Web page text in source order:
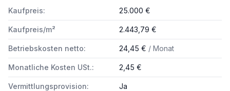
Kaufpreis: 25.000 €
Kaufpreis/m² 2.443,79 €
Betriebskosten netto: 24,45 € / Monat
Monatliche Kosten USt.: 2,45 €
Vermittlungsprovision: Ja